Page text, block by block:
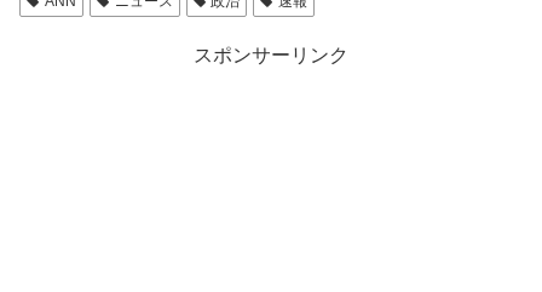
スポンサーリンク